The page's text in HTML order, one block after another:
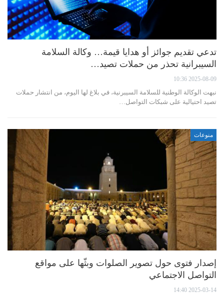
تدعي تقديم جوائز أو هدايا قيمة… وكالة السلامة
السيبرانية تحذر من حملات تصيد…
2025-08-09 10:36
نبهت الوكالة الوطنية للسلامة السيبرنية، في بلاغ لها اليوم، من انتشار حملات
تصيد احتيالية على شبكات التواصل…
منوعات
إصدار فتوى حول تصوير الصلوات وبثّها على مواقع
التواصل الاجتماعي
2025-03-14 14:40